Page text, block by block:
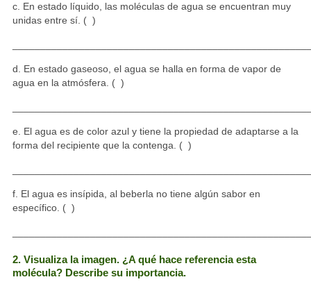
c. En estado líquido, las moléculas de agua se encuentran muy
unidas entre sí. ( )
d. En estado gaseoso, el agua se halla en forma de vapor de
agua en la atmósfera. ( )
e. El agua es de color azul y tiene la propiedad de adaptarse a la
forma del recipiente que la contenga. ( )
f. El agua es insípida, al beberla no tiene algún sabor en
específico. ( )
2. Visualiza la imagen. ¿A qué hace referencia esta
molécula? Describe su importancia.